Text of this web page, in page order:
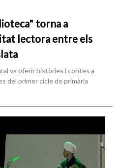
torna a
lectora entre els
va oferir històries i contes a
del primer cicle de primària